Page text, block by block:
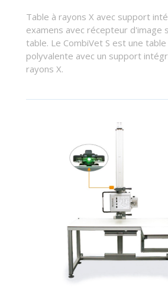
Table à rayons X avec support
examens avec récepteur d'image
table. Le CombiVet S est une
polyvalente avec un support
rayons X.